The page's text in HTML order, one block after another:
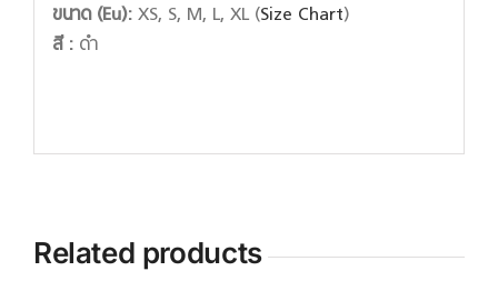
ขนาด (Eu):XS, S, M, L, XL (Size Chart)
สี :ดำ
Related products